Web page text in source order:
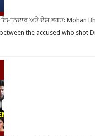
ਇਮਾਨਦਾਰ ਅਤੇ ਦੇਸ਼ ਭਗਤ: Mohan
the accused who shot